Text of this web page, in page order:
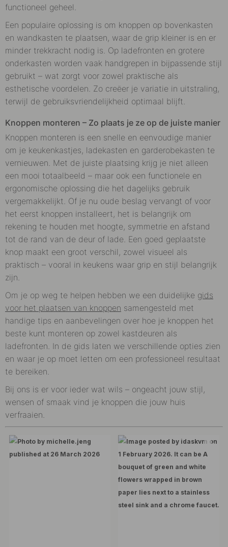
functioneel geheel.
Een populaire oplossing is om knoppen op bovenkasten
en wandkasten te plaatsen, waar de grip kleiner is en er
minder trekkracht nodig is. Op ladefronten en grotere
onderkasten worden vaak handgrepen in bijpassende stijl
gebruikt – wat zorgt voor zowel praktische als
esthetische voordelen. Zo creëer je variatie in uitstraling,
terwijl de gebruiksvriendelijkheid optimaal blijft.
Knoppen monteren – Zo plaats je ze op de juiste manier
Knoppen monteren is een snelle en eenvoudige manier
om je keukenkastjes, ladekasten en garderobekasten te
vernieuwen. Met de juiste plaatsing krijg je niet alleen
een mooi totaalbeeld – maar ook een functionele en
ergonomische oplossing die het dagelijks gebruik
vergemakkelijkt. Of je nu oude beslag vervangt of voor
het eerst knoppen installeert, het is belangrijk om
rekening te houden met hoogte, symmetrie en afstand
tot de rand van de deur of lade. Een goed geplaatste
knop maakt een groot verschil, zowel visueel als
praktisch – vooral in keukens waar grip en stijl belangrijk
zijn.
Om je op weg te helpen hebben we een duidelijke gids
voor het plaatsen van knoppen samengesteld met
handige tips en aanbevelingen over hoe je knoppen het
beste kunt monteren op zowel kastdeuren als
ladefronten. In de gids laten we verschillende opties zien
en waar je op moet letten om een professioneel resultaat
te bereiken.
Bij ons is er voor ieder wat wils – ongeacht jouw stijl,
wensen of smaak vind je knoppen die jouw huis
verfraaien.